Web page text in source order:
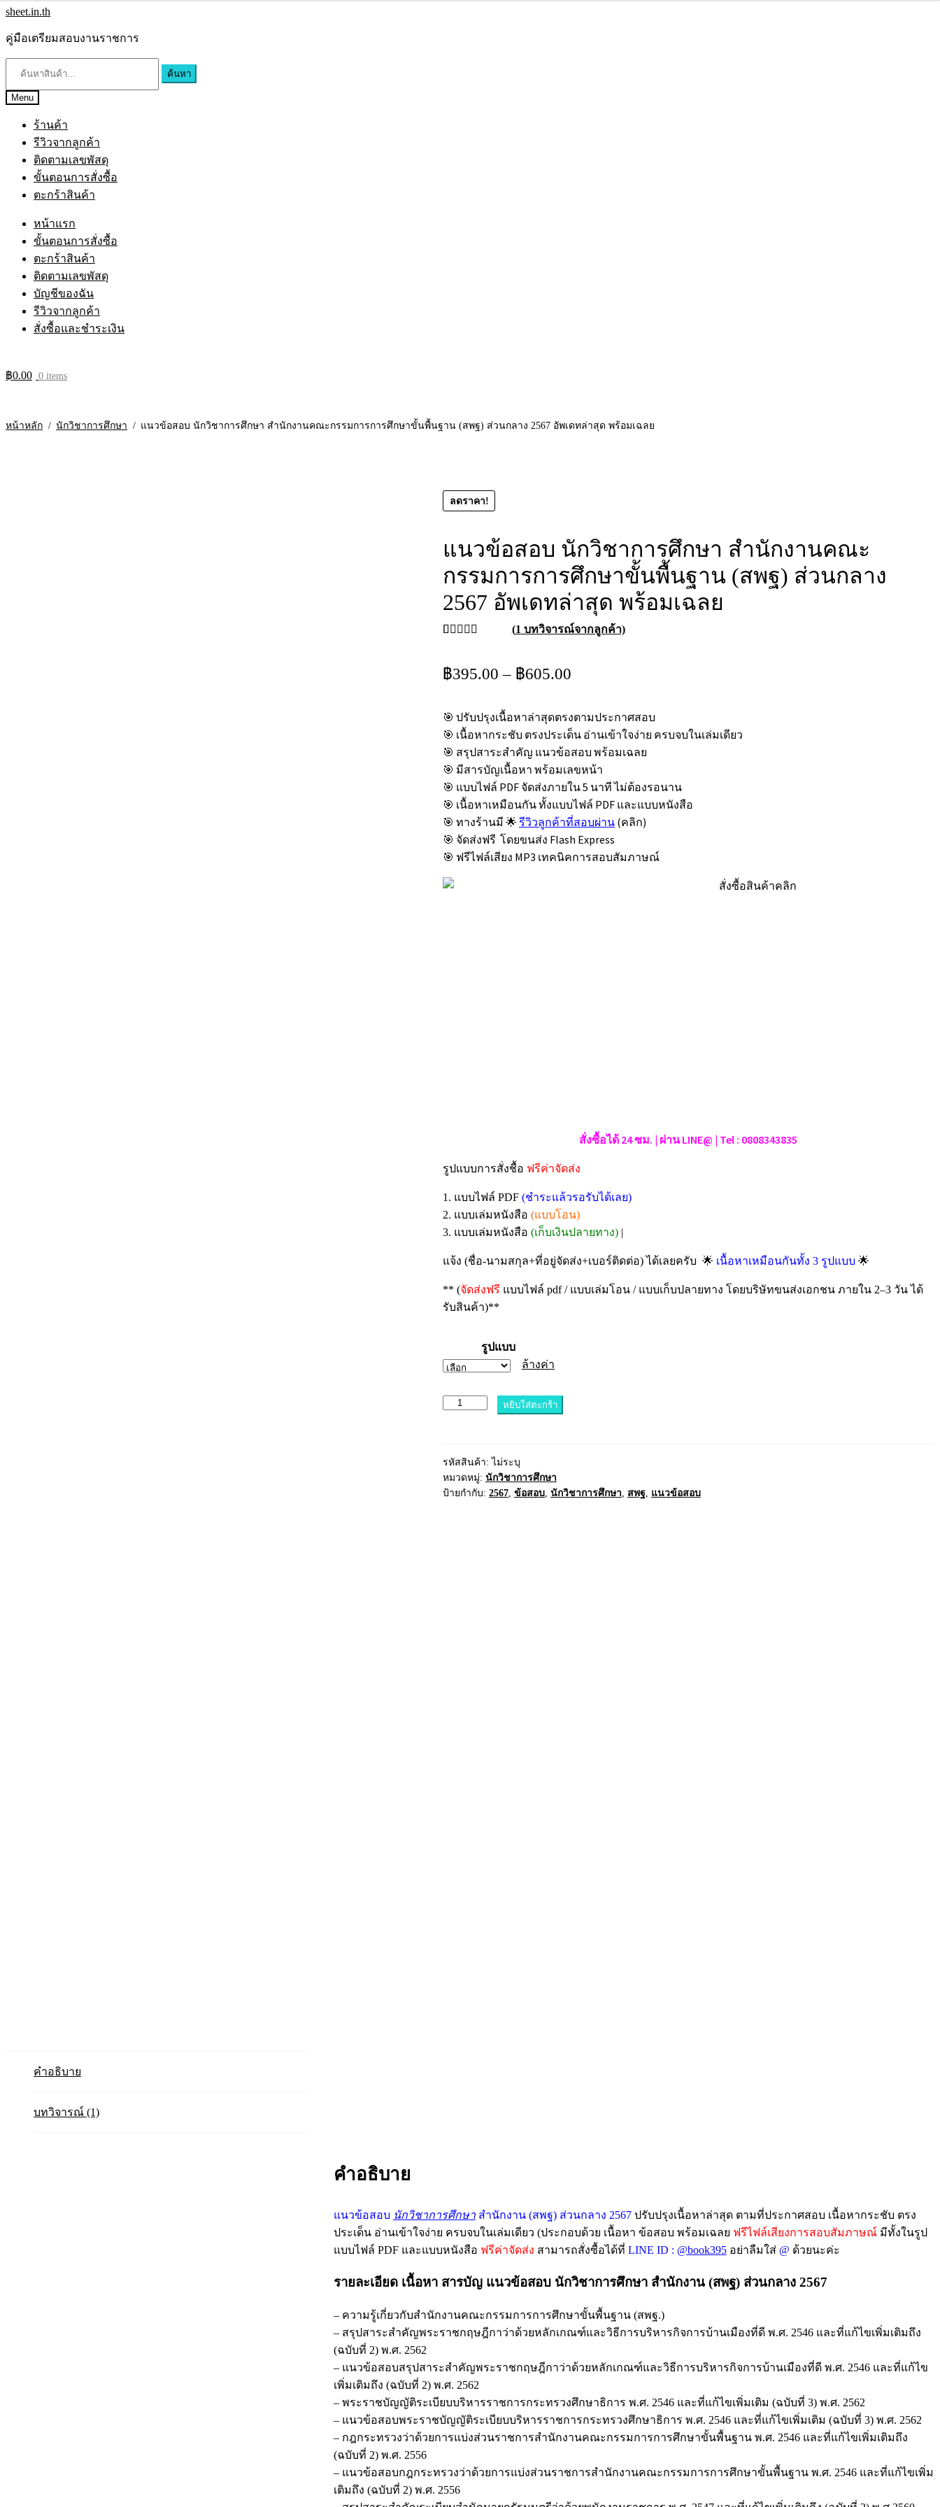
Skip
navigation
Skip
content
sheet.in.th
คู่มือเตรียมสอบงานราชการ
ค้นหา
Menu
ร้านค้า
รีวิวจากลูกค้า
ติดตามเลขพัสดุ
ขั้นตอนการสั่งซื้อ
ตะกร้าสินค้า
หน้าแรก
ขั้นตอนการสั่งซื้อ
ตะกร้าสินค้า
ติดตามเลขพัสดุ
บัญชีของฉัน
รีวิวจากลูกค้า
สั่งซื้อและชำระเงิน
฿0.00 0 items
หน้าหลัก / นักวิชาการศึกษา / แนวข้อสอบ นักวิชาการศึกษา สำนักงานคณะกรรมการการศึกษาขั้นพื้นฐาน (สพฐ) ส่วนกลาง 2567 อัพเดทล่าสุด พร้อมเฉลย
ลดราคา!
แนวข้อสอบ นักวิชาการศึกษา สำนักงานคณะ
กรรมการการศึกษาขั้นพื้นฐาน (สพฐ) ส่วนกลาง
2567 อัพเดทล่าสุด พร้อมเฉลย
5.00
คะแนนเต็ม
คะแนนของ
ลูกค้า
(1บทวิจารณ์จากลูกค้า)
฿395.00 – ฿605.00Price
฿395.00
through
฿605.00
🎯 ปรับปรุงเนื้อหาล่าสุดตรงตามประกาศสอบ
🎯 เนื้อหากระชับ ตรงประเด็น อ่านเข้าใจง่าย ครบจบในเล่มเดียว
🎯 สรุปสาระสำคัญ แนวข้อสอบ พร้อมเฉลย
🎯 มีสารบัญเนื้อหา พร้อมเลขหน้า
🎯 แบบไฟล์ PDF จัดส่งภายใน 5 นาที ไม่ต้องรอนาน
🎯 เนื้อหาเหมือนกัน ทั้งแบบไฟล์ PDF และแบบหนังสือ
🎯 ทางร้านมี 🌟 รีวิวลูกค้าที่สอบผ่าน(คลิก)
🎯 จัดส่งฟรี โดยขนส่ง Flash Express
🎯 ฟรีไฟล์เสียง MP3 เทคนิคการสอบสัมภาษณ์
สั่งซื้อได้ 24 ซม. | ผ่าน LINE@ | Tel : 0808343835
รูปแบบการสั่งชื้อ ฟรีค่าจัดส่ง
1. แบบไฟล์ PDF (ชำระแล้วรอรับได้เลย)
2. แบบเล่มหนังสือ (แบบโอน)
3. แบบเล่มหนังสือ (เก็บเงินปลายทาง)|
แจ้ง (ชื่อ-นามสกุล+ที่อยู่จัดส่ง+เบอร์ติดต่อ) ได้เลยครับ 🌟 เนื้อหาเหมือนกันทั้ง 3 รูปแบบ 🌟
** (จัดส่งฟรี แบบไฟล์ pdf / แบบเล่มโอน / แบบเก็บปลายทาง โดยบริษัทขนส่งเอกชน ภายใน 2–3 วัน ได้
รับสินค้า)**
รูปแบบ
ล้างค่า
จำนวน
นัก
วิชาการ
ศึกษา
หยิบใส่ตะกร้า
รหัสสินค้า: ไม่ระบุ
หมวดหมู่: นักวิชาการศึกษา
ป้ายกำกับ: 2567, ข้อสอบ, นักวิชาการศึกษา, สพฐ, แนวข้อสอบ
คำอธิบาย
บทวิจารณ์ (1)
คำอธิบาย
แนวข้อสอบ นักวิชาการศึกษาสำนักงาน (สพฐ) ส่วนกลาง 2567ปรับปรุงเนื้อหาล่าสุด ตามที่ประกาศสอบ เนื้อหากระชับ ตรง
ประเด็น อ่านเข้าใจง่าย ครบจบในเล่มเดียว (ประกอบด้วย เนื้อหา ข้อสอบ พร้อมเฉลย ฟรีไฟล์เสียงการสอบสัมภาษณ์มีทั้งในรูป
แบบไฟล์ PDF และแบบหนังสือ ฟรีค่าจัดส่ง สามารถสั่งซื้อได้ที่ LINE ID : @book395 อย่าลืมใส่ @ ด้วยนะค่ะ
รายละเอียด เนื้อหา สารบัญ แนวข้อสอบ นักวิชาการศึกษา สำนักงาน (สพฐ) ส่วนกลาง 2567
– ความรู้เกี่ยวกับสำนักงานคณะกรรมการการศึกษาขั้นพื้นฐาน (สพฐ.)
– สรุปสาระสำคัญพระราชกฤษฎีกาว่าด้วยหลักเกณฑ์และวิธีการบริหารกิจการบ้านเมืองที่ดี พ.ศ. 2546 และที่แก้ไขเพิ่มเติมถึง
(ฉบับที่ 2) พ.ศ. 2562
– แนวข้อสอบสรุปสาระสำคัญพระราชกฤษฎีกาว่าด้วยหลักเกณฑ์และวิธีการบริหารกิจการบ้านเมืองที่ดี พ.ศ. 2546 และที่แก้ไข
เพิ่มเติมถึง (ฉบับที่ 2) พ.ศ. 2562
– พระราชบัญญัติระเบียบบริหารราชการกระทรวงศึกษาธิการ พ.ศ. 2546 และที่แก้ไขเพิ่มเติม (ฉบับที่ 3) พ.ศ. 2562
– แนวข้อสอบพระราชบัญญัติระเบียบบริหารราชการกระทรวงศึกษาธิการ พ.ศ. 2546 และที่แก้ไขเพิ่มเติม (ฉบับที่ 3) พ.ศ. 2562
– กฎกระทรวงว่าด้วยการแบ่งส่วนราชการสำนักงานคณะกรรมการการศึกษาขั้นพื้นฐาน พ.ศ. 2546 และที่แก้ไขเพิ่มเติมถึง
(ฉบับที่ 2) พ.ศ. 2556
– แนวข้อสอบกฎกระทรวงว่าด้วยการแบ่งส่วนราชการสำนักงานคณะกรรมการการศึกษาขั้นพื้นฐาน พ.ศ. 2546 และที่แก้ไขเพิ่ม
เติมถึง (ฉบับที่ 2) พ.ศ. 2556